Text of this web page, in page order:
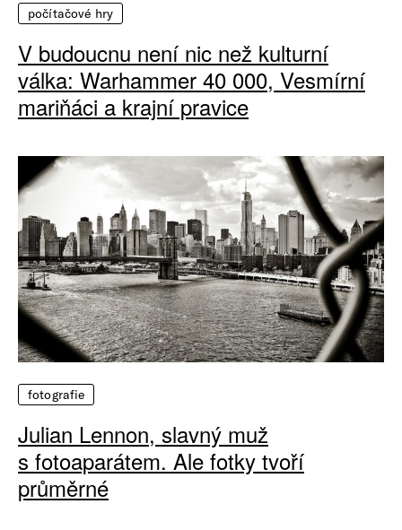
počítačové hry
V budoucnu není nic než kulturní
válka: Warhammer 40 000, Vesmírní
mariňáci a krajní pravice
fotografie
Julian Lennon, slavný muž
s fotoaparátem. Ale fotky tvoří
průměrné